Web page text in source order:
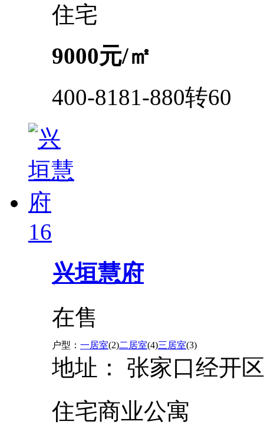
住宅
9000元/㎡
400-8181-880转60
16
兴垣慧府
在售
户型： 一居室(2)二居室(4)三居室(3)
地址：
张家口经开
住宅商业公寓